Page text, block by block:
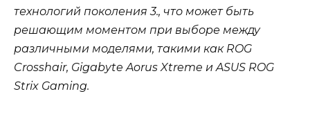
технологий поколения 3., что может быть
решающим моментом при выборе между
различными моделями, такими как ROG
Crosshair, Gigabyte Aorus Xtreme и ASUS ROG
Strix Gaming.